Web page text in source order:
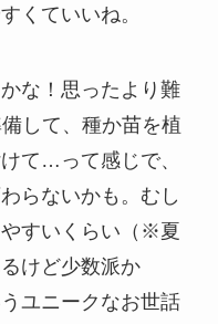
くていいね。
な！思ったより難
して、種か苗を植
て…って感じで、
らないかも。むし
すいくらい（※夏
けど少数派か
ユニークなお世話